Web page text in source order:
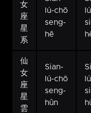
女
座
星
系
lú-chō
seng-
hē
仙
女
座
星
雲
Sian-
lú-chō
seng-
hûn